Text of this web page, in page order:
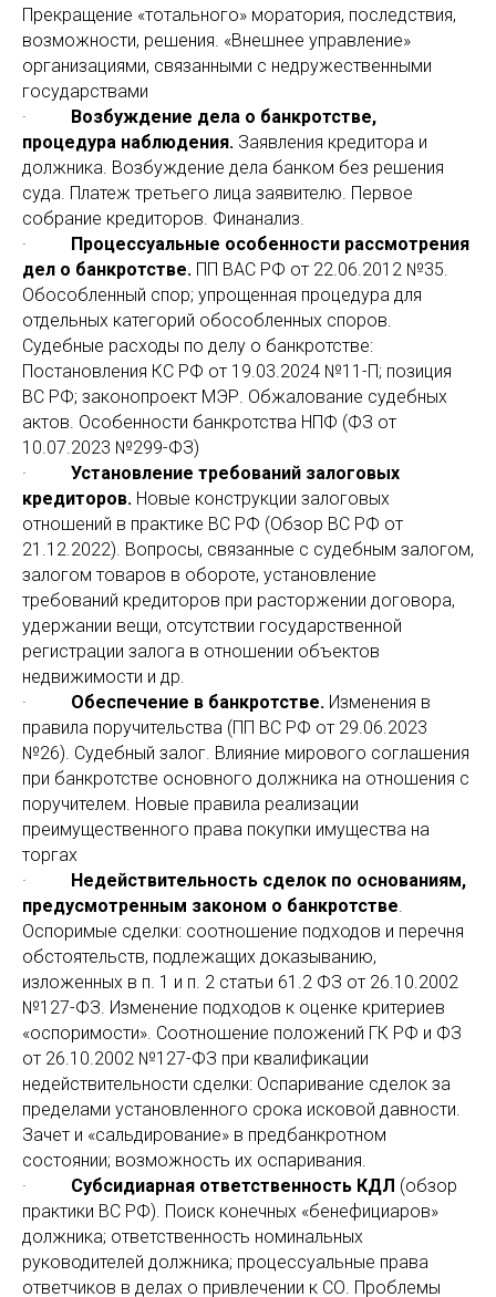
Прекращение «тотального» моратория, последствия,
возможности, решения. «Внешнее управление»
организациями, связанными с недружественными
государствами
· Возбуждение дела о банкротстве,
процедура наблюдения. Заявления кредитора и
должника. Возбуждение дела банком без решения
суда. Платеж третьего лица заявителю. Первое
собрание кредиторов. Финанализ.
· Процессуальные особенности рассмотрения
дел о банкротстве. ПП ВАС РФ от 22.06.2012 №35.
Обособленный спор; упрощенная процедура для
отдельных категорий обособленных споров.
Судебные расходы по делу о банкротстве:
Постановления КС РФ от 19.03.2024 №11-П; позиция
ВС РФ; законопроект МЭР. Обжалование судебных
актов. Особенности банкротства НПФ (ФЗ от
10.07.2023 №299-ФЗ)
· Установление требований залоговых
кредиторов. Новые конструкции залоговых
отношений в практике ВС РФ (Обзор ВС РФ от
21.12.2022). Вопросы, связанные с судебным залогом,
залогом товаров в обороте, установление
требований кредиторов при расторжении договора,
удержании вещи, отсутствии государственной
регистрации залога в отношении объектов
недвижимости и др.
· Обеспечение в банкротстве. Изменения в
правила поручительства (ПП ВС РФ от 29.06.2023
№26). Судебный залог. Влияние мирового соглашения
при банкротстве основного должника на отношения с
поручителем. Новые правила реализации
преимущественного права покупки имущества на
торгах
· Недействительность сделок по основаниям,
предусмотренным законом о банкротстве.
Оспоримые сделки: соотношение подходов и перечня
обстоятельств, подлежащих доказыванию,
изложенных в п. 1 и п. 2 статьи 61.2 ФЗ от 26.10.2002
№127-ФЗ. Изменение подходов к оценке критериев
«оспоримости». Соотношение положений ГК РФ и ФЗ
от 26.10.2002 №127-ФЗ при квалификации
недействительности сделки: Оспаривание сделок за
пределами установленного срока исковой давности.
Зачет и «сальдирование» в предбанкротном
состоянии; возможность их оспаривания.
· Субсидиарная ответственность КДЛ (обзор
практики ВС РФ). Поиск конечных «бенефициаров»
должника; ответственность номинальных
руководителей должника; процессуальные права
ответчиков в делах о привлечении к СО. Проблемы